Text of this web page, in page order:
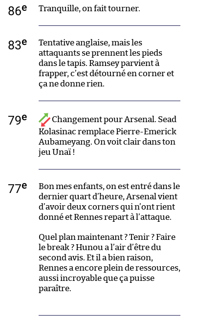
86e Tranquille, on fait tourner.
83e
Tentative anglaise, mais les
attaquants se prennent les pieds
dans le tapis. Ramsey parvient à
frapper, c’est détourné en corner et
ça ne donne rien.
79e
Changement pour Arsenal. Sead
Kolasinac remplace Pierre-Emerick
Aubameyang. On voit clair dans ton
jeu Unaï !
77e
Bon mes enfants, on est entré dans le
dernier quart d’heure, Arsenal vient
d’avoir deux corners qui n’ont rient
donné et Rennes repart à l’attaque.
Quel plan maintenant ? Tenir ? Faire
le break ? Hunou a l’air d’être du
second avis. Et il a bien raison,
Rennes a encore plein de ressources,
aussi incroyable que ça puisse
paraître.